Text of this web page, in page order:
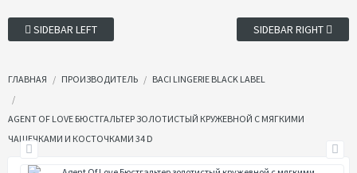
SIDEBAR LEFT SIDEBAR RIGHT
ГЛАВНАЯ ПРОИЗВОДИТЕЛЬ BACI LINGERIE BLACK LABEL
AGENT OF LOVE БЮСТГАЛЬТЕР ЗОЛОТИСТЫЙ КРУЖЕВНОЙ С МЯГКИМИ
ЧАШЕЧКАМИ И КОСТОЧКАМИ 34 D